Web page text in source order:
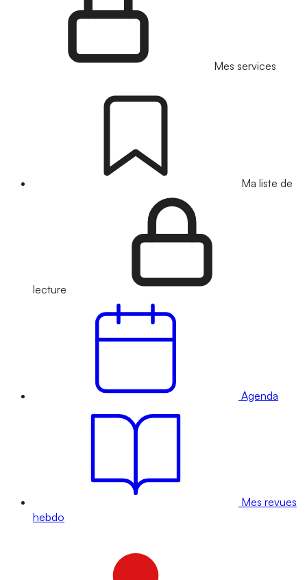
Mes services
Ma liste de
lecture
Agenda
Mes revues
hebdo